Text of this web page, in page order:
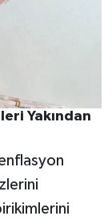
Yakından